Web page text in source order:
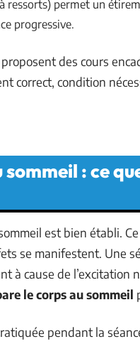
ressorts) permet un
progressive.
proposent des cours
correct, condition
: ce
est bien établi.
se manifestent. Une
à cause de l’excitation
le corps au sommeil
pendant la